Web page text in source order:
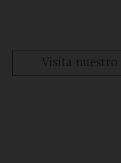
Visita nuestro